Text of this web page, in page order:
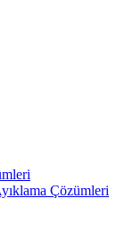
Çözümleri